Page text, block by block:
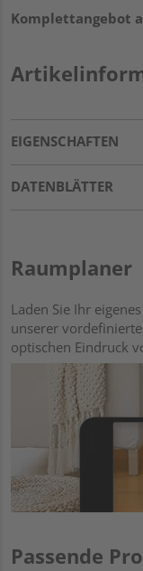
Komplettangebot
EIGENSCHAFTEN
DATENBLÄTTER
Raumplaner
Laden Sie Ihr
unserer
optischen Eindruck
Passende